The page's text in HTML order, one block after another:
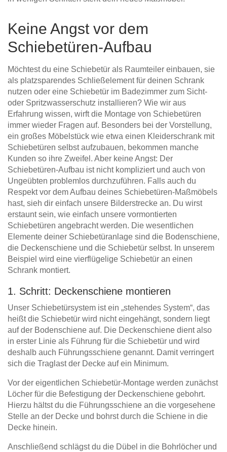
Keine Angst vor dem
Schiebetüren-Aufbau
Möchtest du eine Schiebetür als Raumteiler einbauen, sie
als platzsparendes Schließelement für deinen Schrank
nutzen oder eine Schiebetür im Badezimmer zum Sicht-
oder Spritzwasserschutz installieren? Wie wir aus
Erfahrung wissen, wirft die Montage von Schiebetüren
immer wieder Fragen auf. Besonders bei der Vorstellung,
ein großes Möbelstück wie etwa einen Kleiderschrank mit
Schiebetüren selbst aufzubauen, bekommen manche
Kunden so ihre Zweifel. Aber keine Angst: Der
Schiebetüren-Aufbau ist nicht kompliziert und auch von
Ungeübten problemlos durchzuführen. Falls auch du
Respekt vor dem Aufbau deines Schiebetüren-Maßmöbels
hast, sieh dir einfach unsere Bilderstrecke an. Du wirst
erstaunt sein, wie einfach unsere vormontierten
Schiebetüren angebracht werden. Die wesentlichen
Elemente deiner Schiebetüranlage sind die Bodenschiene,
die Deckenschiene und die Schiebetür selbst. In unserem
Beispiel wird eine vierflügelige Schiebetür an einen
Schrank montiert.
1. Schritt: Deckenschiene montieren
Unser Schiebetürsystem ist ein „stehendes System“, das
heißt die Schiebetür wird nicht eingehängt, sondern liegt
auf der Bodenschiene auf. Die Deckenschiene dient also
in erster Linie als Führung für die Schiebetür und wird
deshalb auch Führungsschiene genannt. Damit verringert
sich die Traglast der Decke auf ein Minimum.
Vor der eigentlichen Schiebetür-Montage werden zunächst
Löcher für die Befestigung der Deckenschiene gebohrt.
Hierzu hältst du die Führungsschiene an die vorgesehene
Stelle an der Decke und bohrst durch die Schiene in die
Decke hinein.
Anschließend schlägst du die Dübel in die Bohrlöcher und